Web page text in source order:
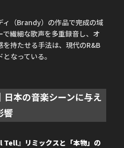
ィ（Brandy）の作品で完成の域
繊細な歌声を多重録音し、オ
持たせる手法は、現代のR&B
なっている。
本の音楽シーンに与え
響
』リミックスと「本物」の